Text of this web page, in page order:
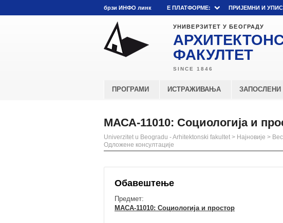
брзи ИНФО линк E ПЛАТФОРМЕ: ПРИЈЕМНИ И УПИС
УНИВЕРЗИТЕТ У БЕОГРАДУ
ФАКУЛТЕТ
ПРОГРАМИ ИСТРАЖИВАЊА ЗАПОСЛЕНИ
МАСА-11010: Социологија и
Univerzitet u Beogradu - Arhitektonski fakultet > Најновије >
Одложене консултације
Обавештење
Предмет:
МАСА-11010: Социологија и простор